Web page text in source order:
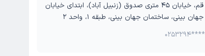
قم، خیابان 45 متری صدوق (زنبیل آباد)، ابتدای خیابان
جهان بینی، ساختمان جهان بینی، طبقه 1، واحد 2
0253294****